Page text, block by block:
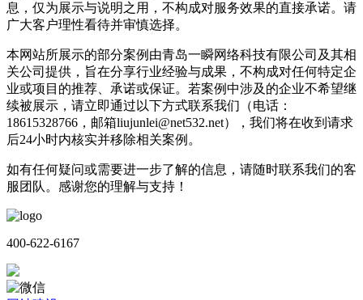
息，仅为展示与说明之用，不构成对服务效果的直接承诺。请
广大客户理性看待并审慎选择。
本网站所展示的部分案例由青岛一瞬网络科技有限公司及其相
关公司提供，旨在分享行业经验与成果，不构成对任何特定企
业或项目的推荐、承诺或保证。若案例中涉及的企业不希望继
续被展示，请立即通过以下方式联系我们（电话：
18615328766，邮箱liujunlei@net532.net），我们将在收到请求
后24小时内核实并移除相关案例。
如有任何疑问或需要进一步了解的信息，请随时联系我们的客
服团队。感谢您的理解与支持！
400-622-6167